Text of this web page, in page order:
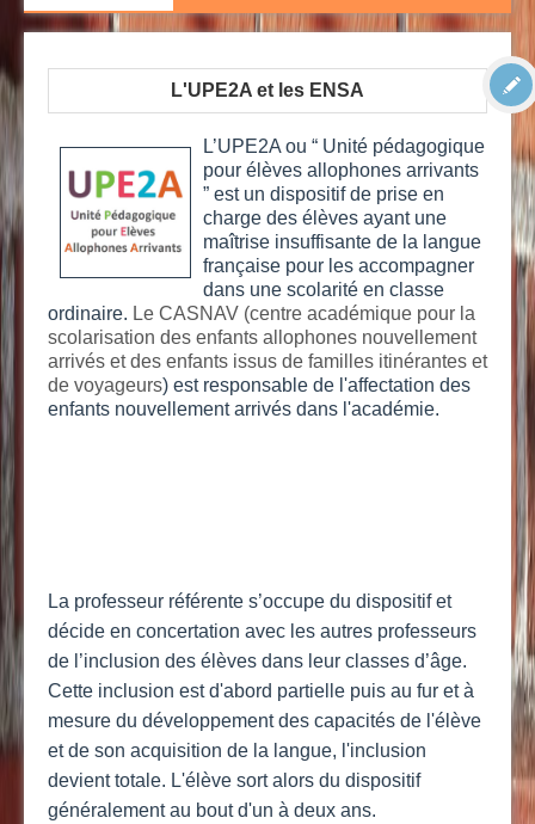
L'UPE2A et les ENSA
L’UPE2A ou “ Unité pédagogique
pour élèves allophones arrivants
” est un dispositif de prise en
charge des élèves ayant une
maîtrise insuffisante de la langue
française pour les accompagner
dans une scolarité en classe
ordinaire. Le CASNAV (centre académique pour la
scolarisation des enfants allophones nouvellement
arrivés et des enfants issus de familles itinérantes et
de voyageurs) est responsable de l'affectation des
enfants nouvellement arrivés dans l'académie.
La professeur référente s’occupe du dispositif et
décide en concertation avec les autres professeurs
de l’inclusion des élèves dans leur classes d’âge.
Cette inclusion est d'abord partielle puis au fur et à
mesure du développement des capacités de l'élève
et de son acquisition de la langue, l'inclusion
devient totale. L'élève sort alors du dispositif
généralement au bout d'un à deux ans.